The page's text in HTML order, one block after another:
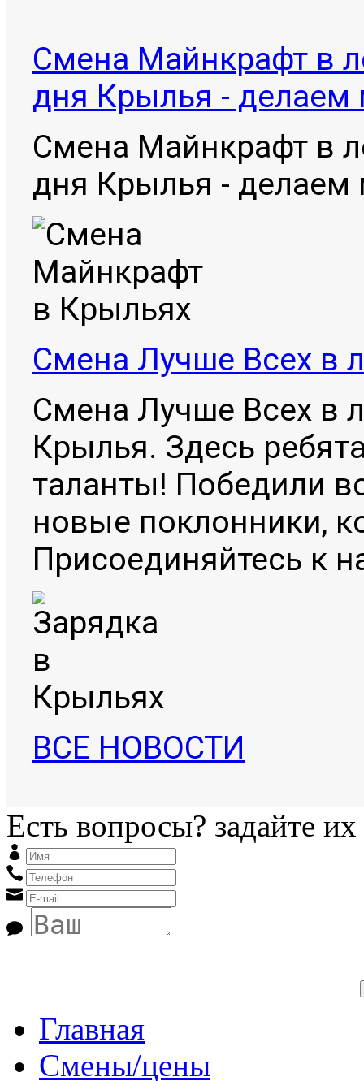
Смена Майнкрафт в
дня Крылья - делаем
Смена Майнкрафт в
дня Крылья - делаем
Смена Лучше Всех в
Смена Лучше Всех в
Крылья. Здесь
таланты! Победили
новые поклонники,
Присоединяйтесь к
ВСЕ НОВОСТИ
Есть вопросы? задайте
Главная
Смены/цены